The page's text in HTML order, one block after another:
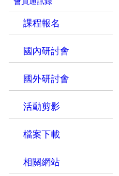
課程報名
國內研討會
國外研討會
活動剪影
檔案下載
相關網站